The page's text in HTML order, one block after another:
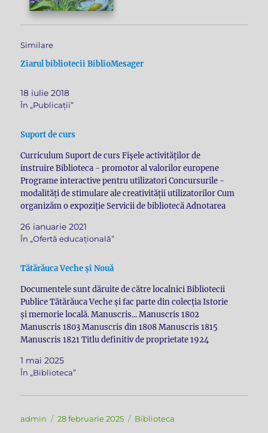
Similare
Ziarul bibliotecii BiblioMesager
18 iulie 2018
În „Publicații”
Suport de curs
Curriculum Suport de curs Fișele activităților de
instruire Biblioteca - promotor al valorilor europene
Programe interactive pentru utilizatori Concursurile -
modalități de stimulare ale creativității utilizatorilor Cum
organizăm o expoziție Servicii de bibliotecă Adnotarea
eseu Folosirea corectă a ghilimelelor Referat Rezumat…
26 ianuarie 2021
În „Ofertă educațională”
Tătărăuca Veche și Nouă
Documentele sunt dăruite de către localnici Bibliotecii
Publice Tătărăuca Veche și fac parte din colecția Istorie
și memorie locală. Manuscris... Manuscris 1802
Manuscris 1803 Manuscris din 1808 Manuscris 1815
Manuscris 1821 Titlu definitiv de proprietate 1924
lucru 1945 Certificat de naștere Inventarul…
1 mai 2025
În „Biblioteca”
Autor
admin
Publicat
28 februarie 2025 Categorii
Biblioteca